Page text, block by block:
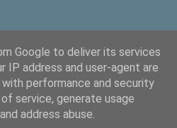
το Blogger
Google to deliver its services
IP address and user-agent are
performance and security
service, generate usage
address abuse.